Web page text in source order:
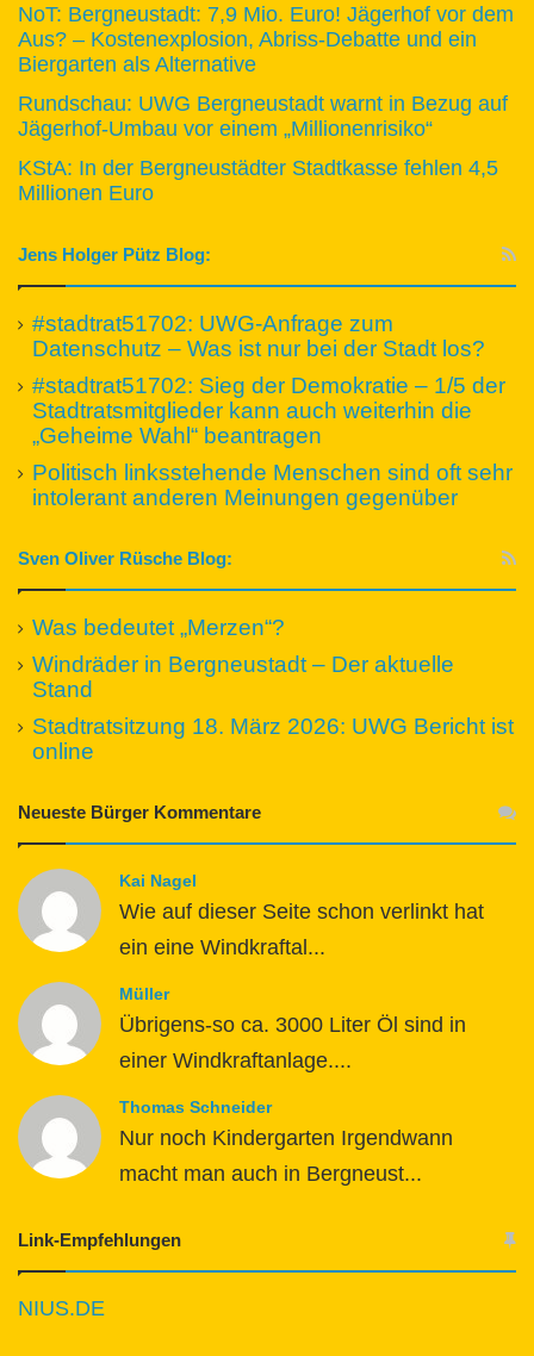
NoT: Bergneustadt: 7,9 Mio. Euro! Jägerhof vor dem
Aus? – Kostenexplosion, Abriss-Debatte und ein
Biergarten als Alternative
Rundschau: UWG Bergneustadt warnt in Bezug auf
Jägerhof-Umbau vor einem „Millionenrisiko“
KStA: In der Bergneustädter Stadtkasse fehlen 4,5
Millionen Euro
Jens Holger Pütz Blog:
#stadtrat51702: UWG-Anfrage zum
Datenschutz – Was ist nur bei der Stadt los?
#stadtrat51702: Sieg der Demokratie – 1/5 der
Stadtratsmitglieder kann auch weiterhin die
„Geheime Wahl“ beantragen
Politisch linksstehende Menschen sind oft sehr
intolerant anderen Meinungen gegenüber
Sven Oliver Rüsche Blog:
Was bedeutet „Merzen“?
Windräder in Bergneustadt – Der aktuelle
Stand
Stadtratsitzung 18. März 2026: UWG Bericht ist
online
Neueste Bürger Kommentare
Kai Nagel
Wie auf dieser Seite schon verlinkt hat
ein eine Windkraftal...
Müller
Übrigens-so ca. 3000 Liter Öl sind in
einer Windkraftanlage....
Thomas Schneider
Nur noch Kindergarten Irgendwann
macht man auch in Bergneust...
Link-Empfehlungen
NIUS.DE